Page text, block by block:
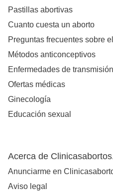
Pastillas abortivas
Cuanto cuesta un aborto
Preguntas frecuentes sobre
Métodos anticonceptivos
Enfermedades de
Ofertas médicas
Ginecología
Educación sexual
Acerca de
Anunciarme en
Aviso legal